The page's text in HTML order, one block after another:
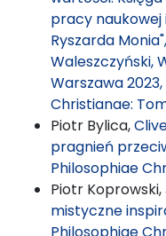
pracy naukowej
Ryszarda
Waleszczyński,
Warszawa 2023,
Christianae:
Piotr Bylica,
pragnień
Philosophiae
Piotr Koprowski,
mistyczne